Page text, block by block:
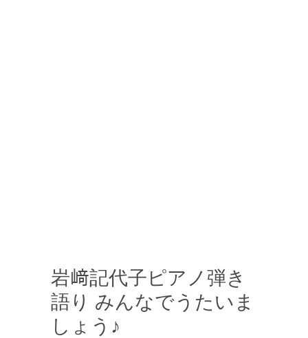
岩﨑記代子ピアノ弾き
語り みんなでうたいま
しょう♪